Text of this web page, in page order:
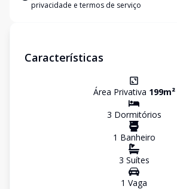
privacidade e termos de serviço
Características
Área Privativa 199m²
3 Dormitórios
1 Banheiro
3 Suítes
1 Vaga